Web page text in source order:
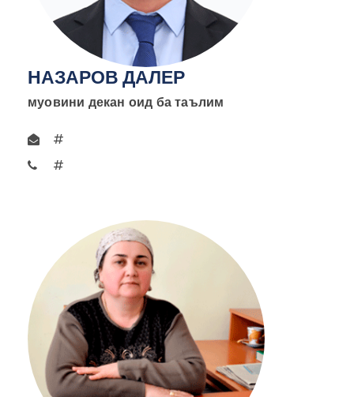
НАЗАРОВ ДАЛЕР
муовини декан оид ба таълим
#
#